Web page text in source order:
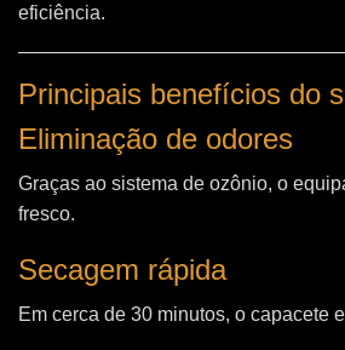
eficiência.
Principais benefícios do
Eliminação de odores
Graças ao sistema de ozônio, o
fresco.
Secagem rápida
Em cerca de 30 minutos, o capacete